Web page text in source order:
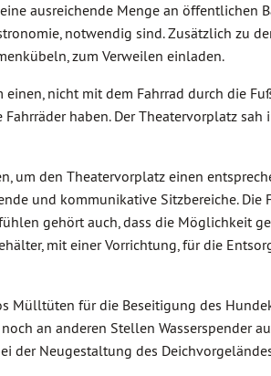
ausreichende Menge an öffentlichen
notwendig sind. Zusätzlich zu
zum Verweilen einladen.
nicht mit dem Fahrrad durch die
haben. Der Theatervorplatz sah
den Theatervorplatz einen
und kommunikative Sitzbereiche.
gehört auch, dass die Möglichkeit
mit einer Vorrichtung, für die
für die Beseitigung des
an anderen Stellen Wasserspender
Neugestaltung des